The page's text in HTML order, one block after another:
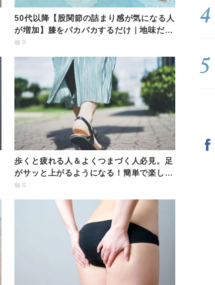
50代以降【股関節の詰まり感が気になる人
が増加】膝をパカパカするだけ｜地味だけ
ど奥まで効く「クラムシェル」
0
歩くと疲れる人＆よくつまづく人必見。足
がサッと上がるようになる！簡単で楽しい
「立ったまま股関節エクサ」
0
4
5